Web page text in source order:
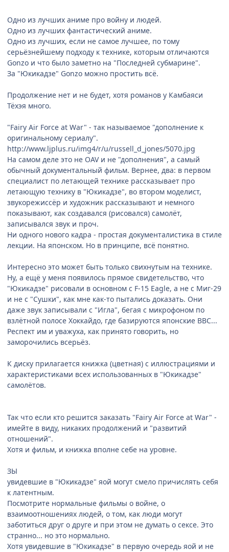
Одно из лучших аниме про войну и людей.
Одно из лучших фантастический аниме.
Одно из лучших, если не самое лучшее, по тому
серьёзнейшему подходу к технике, которым отличаются
Gonzo и что было заметно на "Последней субмарине".
За "Юкикадзе" Gonzo можно простить всё.
Продолжение нет и не будет, хотя романов у Камбаяси
Тёхэя много.
"Fairy Air Force at War" - так называемое "дополнение к
оригинальному сериалу".
http://www.ljplus.ru/img4/r/u/russell_d_jones/5070.jpg
На самом деле это не OAV и не "дополнения", а самый
обычный документальный фильм. Вернее, два: в первом
специалист по летающей технике рассказывает про
летающую технику в "Юкикадзе", во втором моделист,
звукорежиссёр и художник рассказывают и немного
показывают, как создавался (рисовался) самолёт,
записывался звук и проч.
Ни одного нового кадра - простая документалистика в стиле
лекции. На японском. Но в принципе, всё понятно.
Интересно это может быть только свихнутым на технике.
Ну, а ещё у меня появилось прямое свидетельство, что
"Юкикадзе" рисовали в основном с F-15 Eagle, а не с Миг-29
и не с "Сушки", как мне как-то пытались доказать. Они
даже звук записывали с "Игла", бегая с микрофоном по
взлётной полосе Хоккайдо, где базируются японские ВВС...
Респект им и уважуха, как принято говорить, но
заморочились всерьёз.
К диску прилагается книжка (цветная) с иллюстрациями и
характеристиками всех использованных в "Юкикадзе"
самолётов.
Так что если кто решится заказать "Fairy Air Force at War" -
имейте в виду, никаких продолжений и "развитий
отношений".
Хотя и фильм, и книжка вполне себе на уровне.
ЗЫ
увидевшие в "Юкикадзе" яой могут смело причислять себя
к латентным.
Посмотрите нормальные фильмы о войне, о
взаимоотношениях людей, о том, как люди могут
заботиться друг о друге и при этом не думать о сексе. Это
странно... но это нормально.
Хотя увидевшие в "Юкикадзе" в первую очередь яой и не